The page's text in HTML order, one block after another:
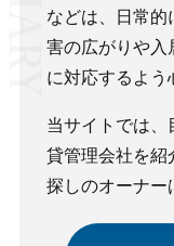
などは、日常的
害の広がりや入
に対応するよう
当サイトでは、
貸管理会社を紹
探しのオーナー